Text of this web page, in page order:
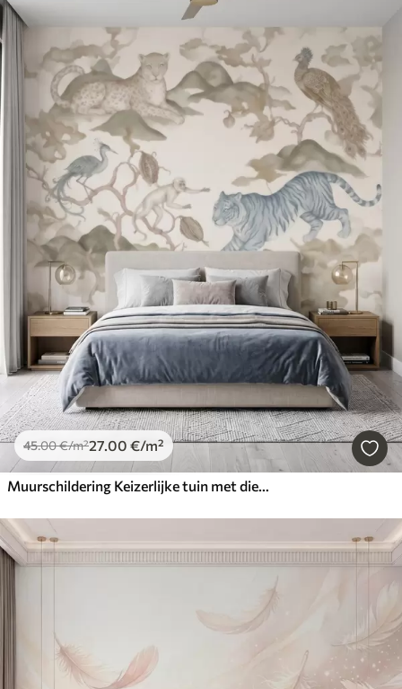
45.00€/m²27.00 €/m²
Muurschildering Keizerlijke tuin met dieren in oosterse stijl — aap, luipaard, tijger, pauw en reiger